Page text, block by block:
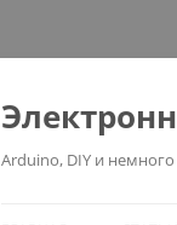
Arduino, DIY и